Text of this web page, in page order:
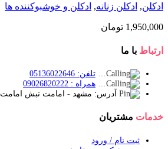
ادکلن, ادکلن زنانه, ادکلن و خوشبوکننده ها
1,950,000 تومان
ارتباط با ما
تلفن: 05136022646
همراه : 09026820222
آدرس: مشهد - امامت نبش امامت 34
خدمات مشتریان
ثبت نام / ورود